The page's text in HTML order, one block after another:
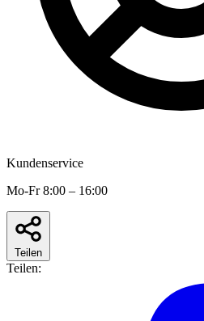
Kundenservice
Mo-Fr 8:00 – 16:00
Teilen
Teilen: